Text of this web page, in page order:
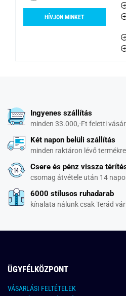
HÍVJON MINKET
Ingyenes szállítás
minden 33.000,-Ft feletti
Két napon belüli szállítás
minden raktáron lévő
Csere és pénz vissza
csomag átvétele után 14
6000 stílusos ruhadarab
kínalata nálunk csak Terád vár
ÜGYFÉLKÖZPONT
VÁSARLÁSI FELTÉTELEK